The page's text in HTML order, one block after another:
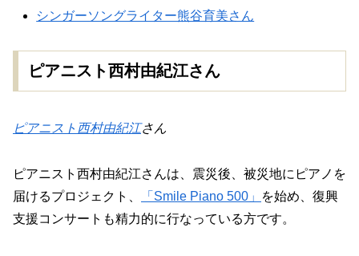
シンガーソングライター熊谷育美さん
ピアニスト西村由紀江さん
ピアニスト西村由紀江さん
ピアニスト西村由紀江さんは、震災後、被災地にピアノを
届けるプロジェクト、
「Smile Piano 500」
を始め、復興
支援コンサートも精力的に行なっている方です。